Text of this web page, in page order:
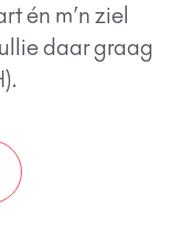
én m’n ziel
daar graag